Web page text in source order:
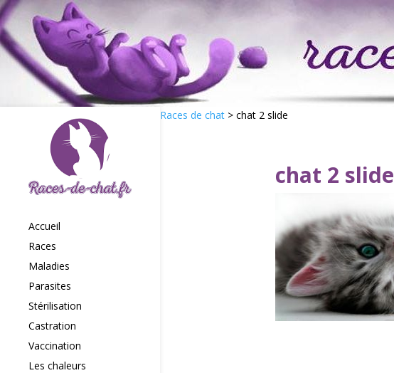
Accueil
Races
Maladies
Parasites
Stérilisation
Castration
Vaccination
Les chaleurs
Races de chat > chat 2 slide
chat 2 slide